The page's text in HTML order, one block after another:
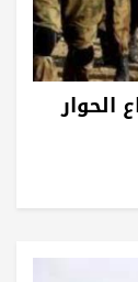
الحوار